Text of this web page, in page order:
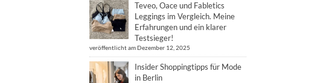
Teveo, Oace und Fabletics
Leggings im Vergleich. Meine
Erfahrungen und ein klarer
Testsieger!
veröffentlicht am Dezember 12, 2025
Insider Shoppingtipps für Mode
in Berlin